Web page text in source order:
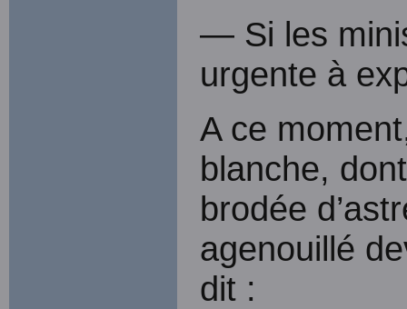
— Si les
urgente à
A ce
blanche,
brodée
agenouillé
dit :